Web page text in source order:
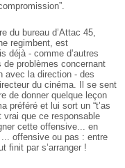
du bureau d’Attac 45,
regimbent, est
déjà - comme d’autres
problèmes concernant
avec la direction - des
du cinéma. Il se sent
de donner quelque leçon
préféré et lui sort un “t’as
vrai que ce responsable
cette offensive... en
offensive ou pas : entre
finit par s’arranger !